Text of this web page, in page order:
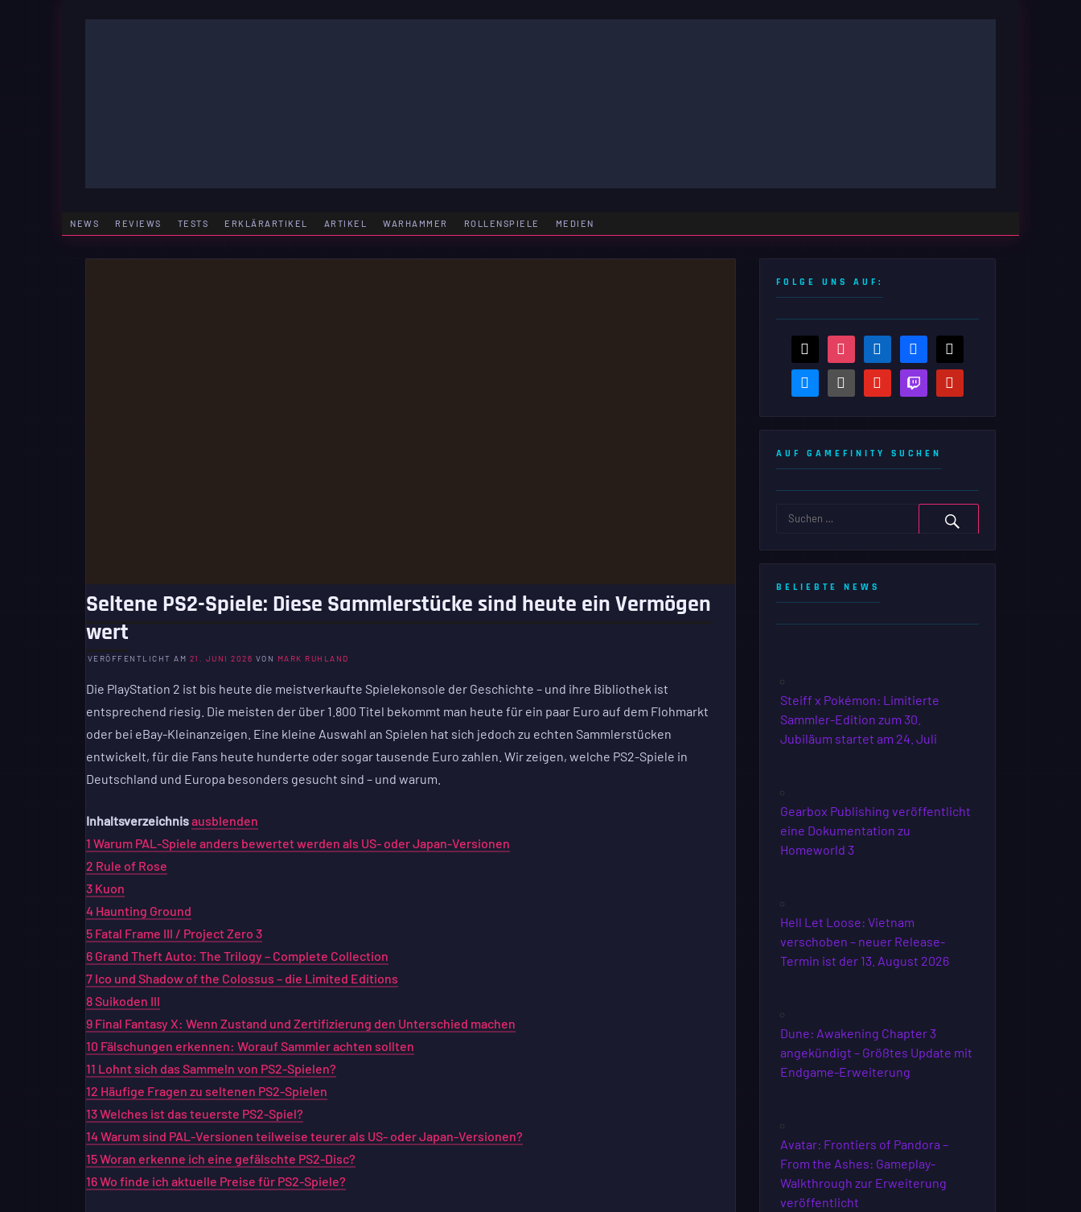
NEWS REVIEWS TESTS ERKLÄRARTIKEL ARTIKEL WARHAMMER ROLLENSPIELE MEDIEN
Seltene PS2-Spiele: Diese Sammlerstücke sind heute ein Vermögen
wert
VERÖFFENTLICHT AM 21. JUNI 2026 VON MARK RUHLAND
Die PlayStation 2 ist bis heute die meistverkaufte Spielekonsole der Geschichte – und ihre Bibliothek ist
entsprechend riesig. Die meisten der über 1.800 Titel bekommt man heute für ein paar Euro auf dem Flohmarkt
oder bei eBay-Kleinanzeigen. Eine kleine Auswahl an Spielen hat sich jedoch zu echten Sammlerstücken
entwickelt, für die Fans heute hunderte oder sogar tausende Euro zahlen. Wir zeigen, welche PS2-Spiele in
Deutschland und Europa besonders gesucht sind – und warum.
Inhaltsverzeichnisausblenden
1 Warum PAL-Spiele anders bewertet werden als US- oder Japan-Versionen
2 Rule of Rose
3 Kuon
4 Haunting Ground
5 Fatal Frame III / Project Zero 3
6 Grand Theft Auto: The Trilogy – Complete Collection
7 Ico und Shadow of the Colossus – die Limited Editions
8Suikoden III
9 Final Fantasy X: Wenn Zustand und Zertifizierung den Unterschied machen
10 Fälschungen erkennen: Worauf Sammler achten sollten
11 Lohnt sich das Sammeln von PS2-Spielen?
12 Häufige Fragen zu seltenen PS2-Spielen
13Welches ist das teuerste PS2-Spiel?
14Warum sind PAL-Versionen teilweise teurer als US- oder Japan-Versionen?
15Woran erkenne ich eine gefälschte PS2-Disc?
16Wo finde ich aktuelle Preise für PS2-Spiele?
FOLGE UNS AUF:
threads instagramlinkedin facebook
bluesky steam-
square
youtubetwitch pinterest
AUF GAMEFINITY SUCHEN
BELIEBTE NEWS
Steiff x Pokémon: Limitierte
Sammler-Edition zum 30.
Jubiläum startet am 24. Juli
Gearbox Publishing veröffentlicht
eine Dokumentation zu
Homeworld 3
Hell Let Loose: Vietnam
verschoben – neuer Release-
Termin ist der 13. August 2026
Dune: Awakening Chapter 3
angekündigt – Größtes Update mit
Endgame-Erweiterung
Avatar: Frontiers of Pandora –
From the Ashes: Gameplay-
Walkthrough zur Erweiterung
veröffentlicht